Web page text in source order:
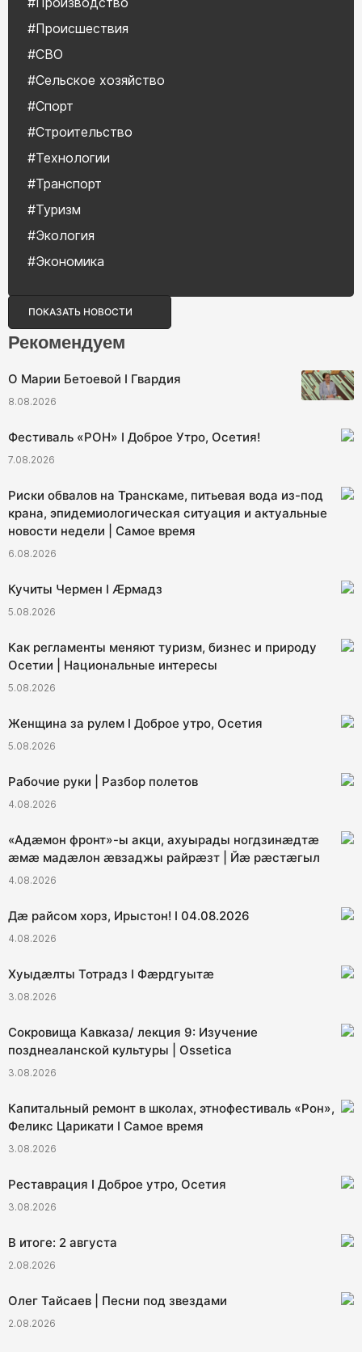
#Происшествия
#СВО
#Сельское хозяйство
#Спорт
#Строительство
#Технологии
#Транспорт
#Туризм
#Экология
#Экономика
ПОКАЗАТЬ НОВОСТИ
Рекомендуем
О Марии Бетоевой I Гвардия
8.08.2026
Фестиваль «РОН» I Доброе Утро, Осетия!
7.08.2026
Риски обвалов на Транскаме, питьевая вода из-под
крана, эпидемиологическая ситуация и актуальные
новости недели | Самое время
6.08.2026
Кучиты Чермен I Æрмадз
5.08.2026
Как регламенты меняют туризм, бизнес и природу
Осетии | Национальные интересы
5.08.2026
Женщина за рулем I Доброе утро, Осетия
5.08.2026
Рабочие руки | Разбор полетов
4.08.2026
«Адæмон фронт»-ы акци, ахуырады ногдзинæдтæ
æмæ мадæлон æвзаджы райрæзт | Йæ рæстæгыл
4.08.2026
Дæ райсом хорз, Ирыстон! I 04.08.2026
4.08.2026
Хуыдæлты Тотрадз I Фæрдгуытæ
3.08.2026
Сокровища Кавказа/ лекция 9: Изучение
позднеаланской культуры | Ossetica
3.08.2026
Капитальный ремонт в школах, этнофестиваль «Рон»,
Феликс Царикати I Самое время
3.08.2026
Реставрация I Доброе утро, Осетия
3.08.2026
В итоге: 2 августа
2.08.2026
Олег Тайсаев | Песни под звездами
2.08.2026